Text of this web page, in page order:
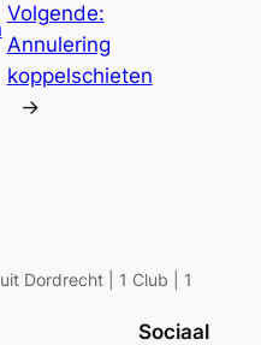
Volgende:
Annulering
koppelschieten
→
Dordrecht | 1 Club | 1
Sociaal